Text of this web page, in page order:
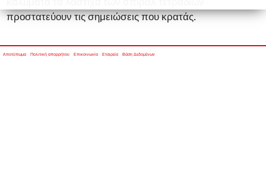
προστατεύουν τις σημειώσεις που κρατάς.
Αποτύπωμα Πολιτική απορρήτου Επικοινωνία Εταιρεία Βάση Δεδομένων